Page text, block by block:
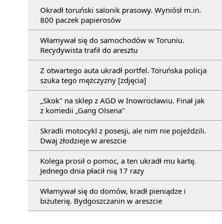
Okradł toruński salonik prasowy. Wyniósł m.in.
800 paczek papierosów
Włamywał się do samochodów w Toruniu.
Recydywista trafił do aresztu
Z otwartego auta ukradł portfel. Toruńska policja
szuka tego mężczyzny [zdjęcia]
„Skok" na sklep z AGD w Inowrocławiu. Finał jak
z komedii „Gang Olsena"
Skradli motocykl z posesji, ale nim nie pojeździli.
Dwaj złodzieje w areszcie
Kolega prosił o pomoc, a ten ukradł mu kartę.
Jednego dnia płacił nią 17 razy
Włamywał się do domów, kradł pieniądze i
biżuterię. Bydgoszczanin w areszcie